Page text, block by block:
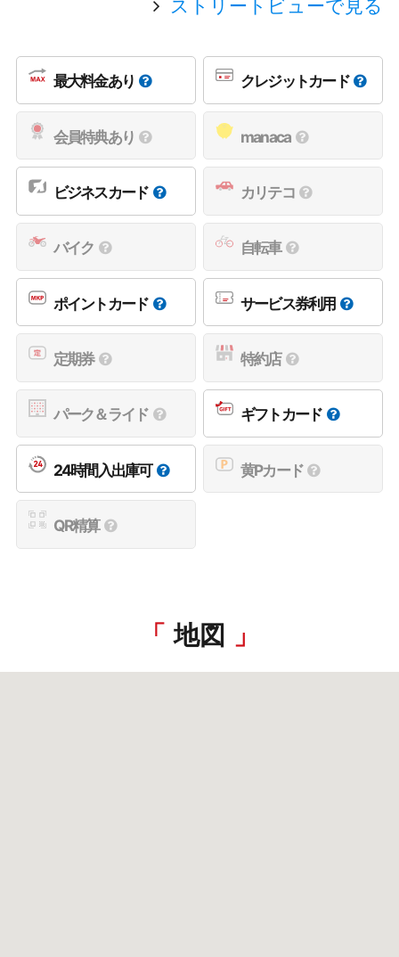
ストリートビューで見る
最大料金あり クレジットカード
会員特典あり manaca
ビジネスカード カリテコ
バイク 自転車
ポイントカード サービス券利用
定期券 特約店
パーク＆ライド ギフトカード
24時間入出庫可 黄Pカード
QR精算
地図